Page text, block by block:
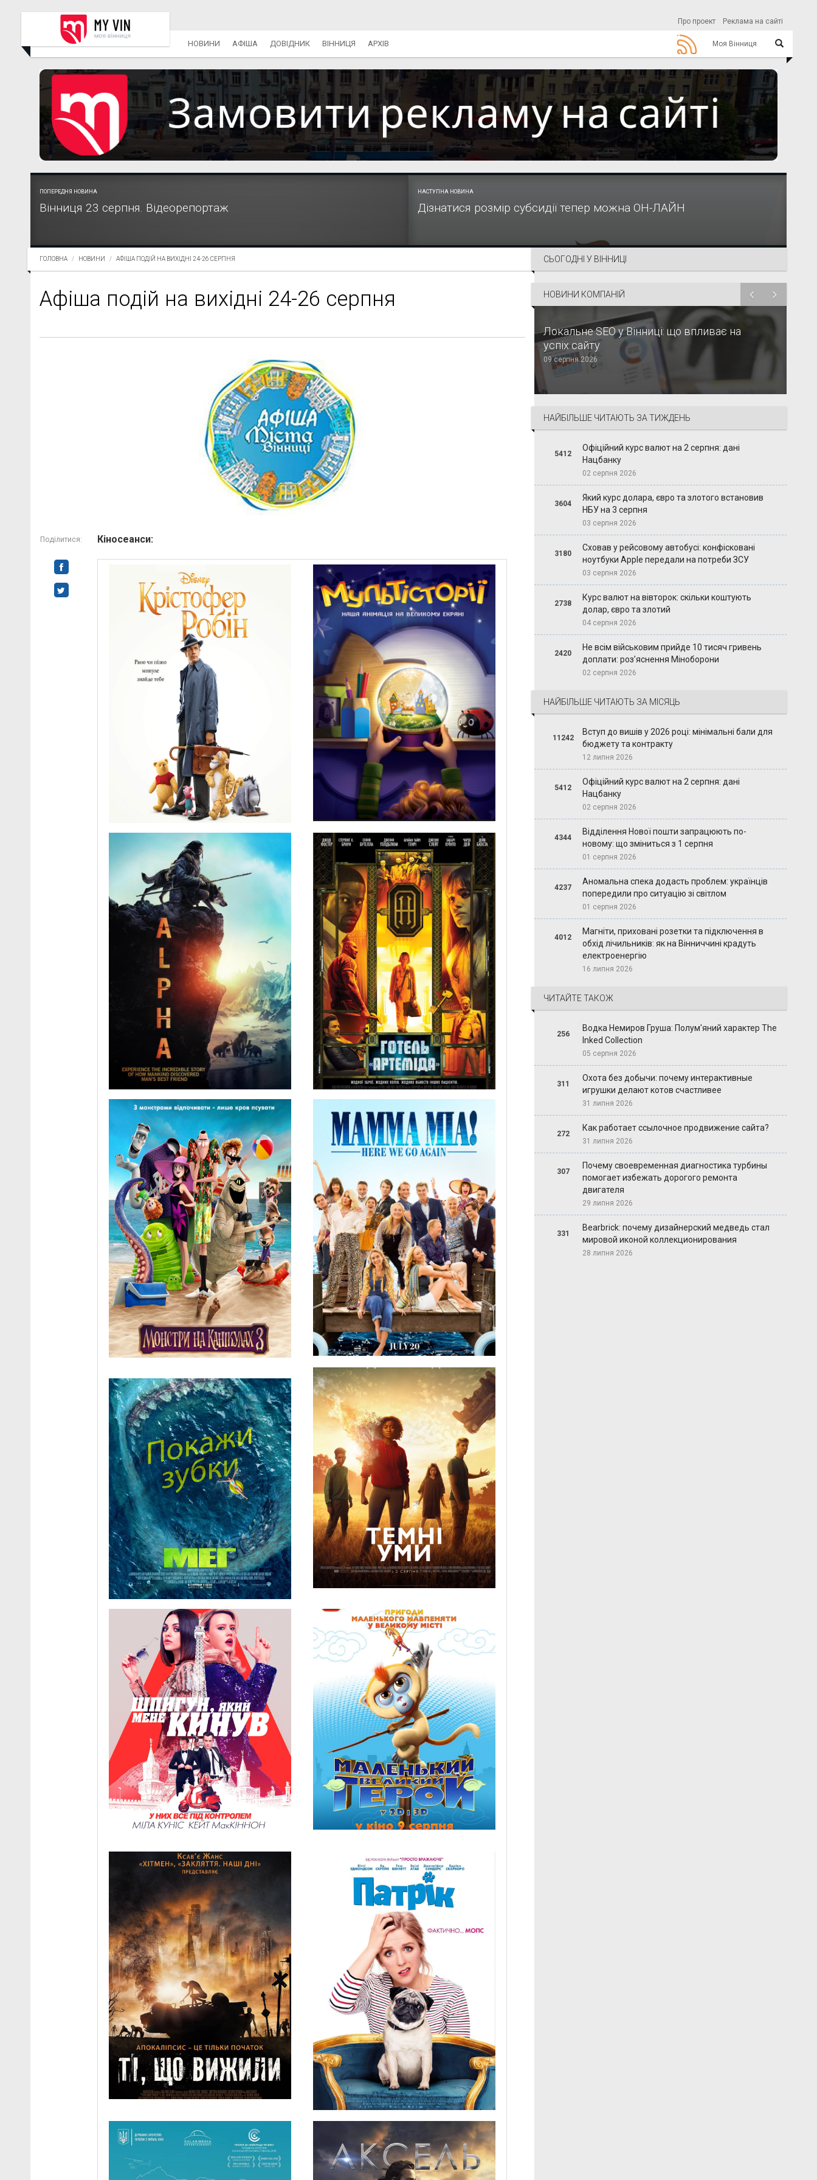
Про проект Реклама на сайті
Моя Вінниця
НОВИНИ АФІША ДОВІДНИК ВІННИЦЯ АРХІВ
ПОПЕРЕДНЯ НОВИНА
Вінниця 23 серпня. Відеорепортаж
НАСТУПНА НОВИНА
Дізнатися розмір субсидії тепер можна ОН-ЛАЙН
ГОЛОВНА НОВИНИ АФІША ПОДІЙ НА ВИХІДНІ 24-26 СЕРПНЯ
Афіша подій на вихідні 24-26 серпня
Поділитися: Кіносеанси:
СЬОГОДНІ У ВІННИЦІ
НОВИНИ КОМПАНІЙ
Локальне SEO у Вінниці: що впливає на
успіх сайту
09 серпня 2026
НАЙБІЛЬШЕ ЧИТАЮТЬ ЗА ТИЖДЕНЬ
5412
Офіційний курс валют на 2 серпня: дані
Нацбанку
02 серпня 2026
3604
Який курс долара, євро та злотого встановив
НБУ на 3 серпня
03 серпня 2026
3180
Сховав у рейсовому автобусі: конфісковані
ноутбуки Apple передали на потреби ЗСУ
03 серпня 2026
2738
Курс валют на вівторок: скільки коштують
долар, євро та злотий
04 серпня 2026
2420
Не всім військовим прийде 10 тисяч гривень
доплати: роз’яснення Міноборони
02 серпня 2026
НАЙБІЛЬШЕ ЧИТАЮТЬ ЗА МІСЯЦЬ
11242
Вступ до вишів у 2026 році: мінімальні бали для
бюджету та контракту
12 липня 2026
5412
Офіційний курс валют на 2 серпня: дані
Нацбанку
02 серпня 2026
4344
Відділення Нової пошти запрацюють по-
новому: що зміниться з 1 серпня
01 серпня 2026
4237
Аномальна спека додасть проблем: українців
попередили про ситуацію зі світлом
01 серпня 2026
4012
Магніти, приховані розетки та підключення в
обхід лічильників: як на Вінниччині крадуть
електроенергію
16 липня 2026
ЧИТАЙТЕ ТАКОЖ
256
Водка Немиров Груша: Полум'яний характер The
Inked Collection
05 серпня 2026
311
Охота без добычи: почему интерактивные
игрушки делают котов счастливее
31 липня 2026
272
Как работает ссылочное продвижение сайта?
31 липня 2026
307
Почему своевременная диагностика турбины
помогает избежать дорогого ремонта
двигателя
29 липня 2026
331
Bearbrick: почему дизайнерский медведь стал
мировой иконой коллекционирования
28 липня 2026